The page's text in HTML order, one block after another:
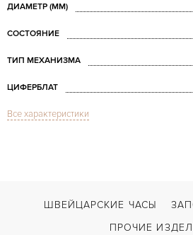
ДИАМЕТР (MM)
СОСТОЯНИЕ
ТИП МЕХАНИЗМА
ЦИФЕРБЛАТ
СТЕКЛО
ДЛИНА БРАСЛЕТА, ДЛИННАЯ СТОРОНА
Все характеристики
ШВЕЙЦАРСКИЕ ЧАСЫ
ПРОЧИЕ